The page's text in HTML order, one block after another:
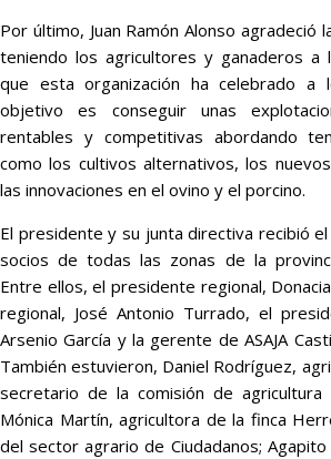
Por último, Juan Ramón Alonso agradeció
teniendo los agricultores y ganaderos a
que esta organización ha celebrado
objetivo es conseguir unas
rentables y competitivas abordando
como los cultivos alternativos, los
las innovaciones en el ovino y el porcino.
El presidente y su junta directiva recibió
socios de todas las zonas de la
Entre ellos, el presidente regional,
regional, José Antonio Turrado, el
Arsenio García y la gerente de ASAJA
También estuvieron, Daniel Rodríguez,
secretario de la comisión de agricultura
Mónica Martín, agricultora de la finca
del sector agrario de Ciudadanos;